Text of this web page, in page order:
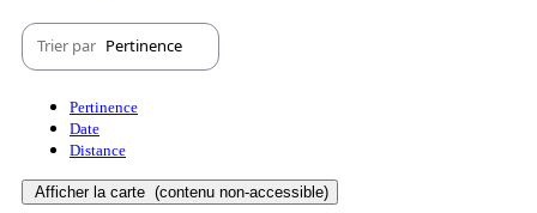
Trier par Pertinence
Pertinence
Date
Distance
Afficher la carte (contenu non-accessible)